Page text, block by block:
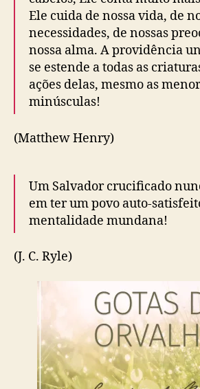
Ele cuida de nossa vida, de
necessidades, de nossas
nossa alma. A providência
se estende a todas as
ações delas, mesmo as
minúsculas!
(Matthew Henry)
Um Salvador crucificado
em ter um povo auto-
mentalidade mundana!
(J. C. Ryle)